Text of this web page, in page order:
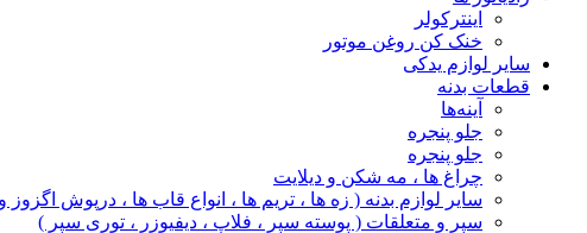
اینترکولر
خنک کن روغن موتور
سایر لوازم یدکی
قطعات بدنه
آینه‌ها
جلو پنجره
جلو پنجره
چراغ‌ ها ، مه‌ شکن و دیلایت
سایر لوازم بدنه ( زه ها ، تریم ها ، انواع قاب ها ، درپوش
سپر و متعلقات ( پوسته سپر ، فلاپ ، دیفیوزر ، توری سپر )